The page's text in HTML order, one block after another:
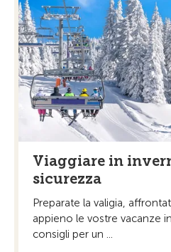
Viaggiare in
sicurezza
Preparate la valigia,
appieno le vostre vacanze
consigli per un ...